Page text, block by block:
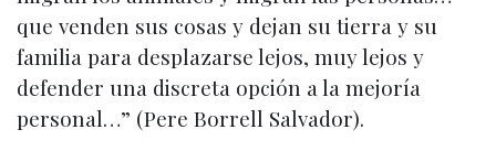
que venden sus cosas y dejan su tierra y su
familia para desplazarse lejos, muy lejos y
defender una discreta opción a la mejoría
personal…” (Pere Borrell Salvador).